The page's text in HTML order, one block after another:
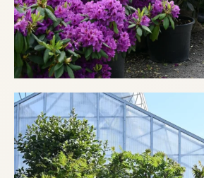
Drömmer du om en trädgård
finns...
511